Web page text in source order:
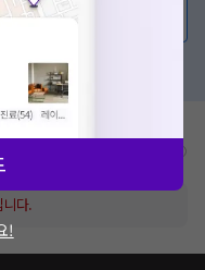
게시글 보러가기
다.
!